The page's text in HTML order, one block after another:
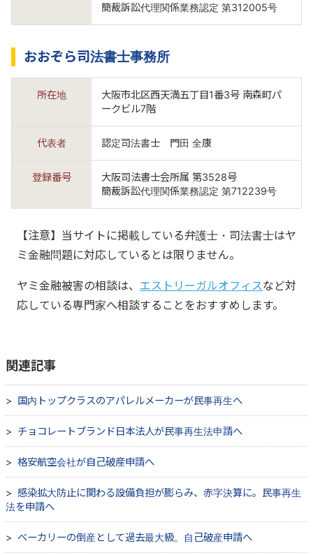
簡裁訴訟代理関係業務認定 第312005号
おおぞら司法書士事務所
所在地
大阪市北区西天満五丁目1番3号 南森町パ
ークビル7階
代表者 認定司法書士 門田 全康
登録番号
大阪司法書士会所属 第3528号
簡裁訴訟代理関係業務認定 第712239号
【注意】当サイトに掲載している弁護士・司法書士はヤ
ミ金融問題に対応しているとは限りません。
ヤミ金融被害の相談は、 エストリーガルオフィスなど対
応している専門家へ相談することをおすすめします。
関連記事
国内トップクラスのアパレルメーカーが民事再生へ
チョコレートブランド日本法人が民事再生法申請へ
格安航空会社が自己破産申請へ
感染拡大防止に関わる設備負担が膨らみ、赤字決算に。民事再生
法を申請へ
ベーカリーの倒産として過去最大級。自己破産申請へ